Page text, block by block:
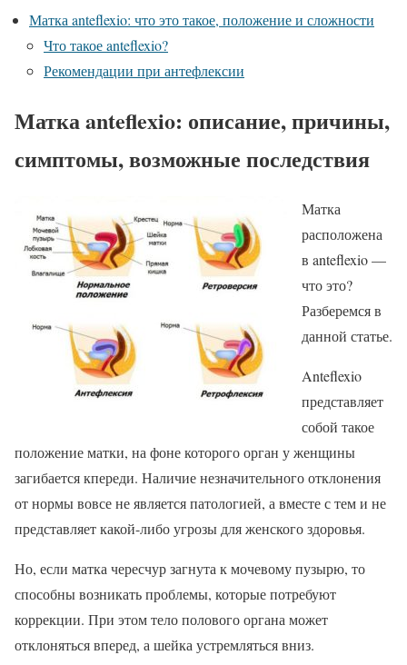
Матка anteflexio: что это такое, положение и сложности
Что такое anteflexio?
Рекомендации при антефлексии
Матка anteflexio: описание, причины,
симптомы, возможные последствия
Матка
расположена
в anteflexio —
что это?
Разберемся в
данной статье.
Anteflexio
представляет
собой такое
положение матки, на фоне которого орган у женщины
загибается кпереди. Наличие незначительного отклонения
от нормы вовсе не является патологией, а вместе с тем и не
представляет какой-либо угрозы для женского здоровья.
Но, если матка чересчур загнута к мочевому пузырю, то
способны возникать проблемы, которые потребуют
коррекции. При этом тело полового органа может
отклоняться вперед, а шейка устремляться вниз.